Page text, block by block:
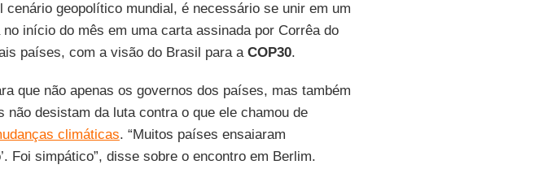
cenário geopolítico mundial, é necessário se unir em um
no início do mês em uma carta assinada por Corrêa do
países, com a visão do Brasil para a COP30.
que não apenas os governos dos países, mas também
não desistam da luta contra o que ele chamou de
climáticas. “Muitos países ensaiaram
Foi simpático”, disse sobre o encontro em Berlim.